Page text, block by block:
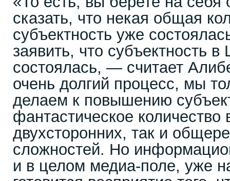
сказать, что некая общая
субъектность уже
заявить, что субъектность
состоялась, — считает
очень долгий процесс, мы
делаем к повышению
фантастическое количество
двухсторонних, так и
сложностей. Но
и в целом медиа-поле, уже